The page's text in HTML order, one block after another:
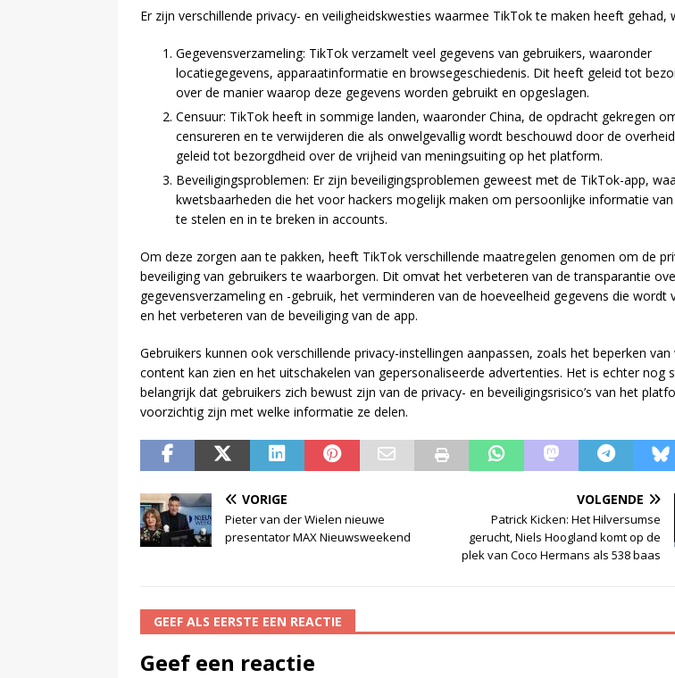
Er zijn verschillende privacy- en veiligheidskwesties waarmee TikTok te maken heeft gehad,
Gegevensverzameling: TikTok verzamelt veel gegevens van gebruikers, waaronder
locatiegegevens, apparaatinformatie en browsegeschiedenis. Dit heeft geleid tot
over de manier waarop deze gegevens worden gebruikt en opgeslagen.
Censuur: TikTok heeft in sommige landen, waaronder China, de opdracht gekregen
censureren en te verwijderen die als onwelgevallig wordt beschouwd door de
geleid tot bezorgdheid over de vrijheid van meningsuiting op het platform.
Beveiligingsproblemen: Er zijn beveiligingsproblemen geweest met de TikTok-app,
kwetsbaarheden die het voor hackers mogelijk maken om persoonlijke informatie van
te stelen en in te breken in accounts.
Om deze zorgen aan te pakken, heeft TikTok verschillende maatregelen genomen om de
beveiliging van gebruikers te waarborgen. Dit omvat het verbeteren van de transparantie
gegevensverzameling en -gebruik, het verminderen van de hoeveelheid gegevens die wordt
en het verbeteren van de beveiliging van de app.
Gebruikers kunnen ook verschillende privacy-instellingen aanpassen, zoals het beperken van
content kan zien en het uitschakelen van gepersonaliseerde advertenties. Het is echter nog
belangrijk dat gebruikers zich bewust zijn van de privacy- en beveiligingsrisico’s van het
voorzichtig zijn met welke informatie ze delen.
VORIGE
Pieter van der Wielen nieuwe
presentator MAX Nieuwsweekend
VOLGENDE
Patrick Kicken: Het Hilversumse
gerucht, Niels Hoogland komt op de
plek van Coco Hermans als 538 baas
GEEF ALS EERSTE EEN REACTIE
Geef een reactie